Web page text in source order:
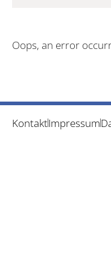
Oops, an error
KontaktImpressum